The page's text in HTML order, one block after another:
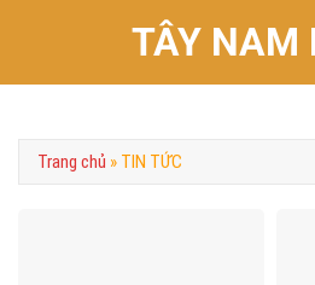
TÂY NAM
Trang chủ » TIN TỨC